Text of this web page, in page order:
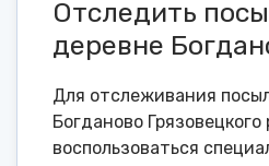
Отследить
деревне
Для отслеживания
Богданово
воспользоваться